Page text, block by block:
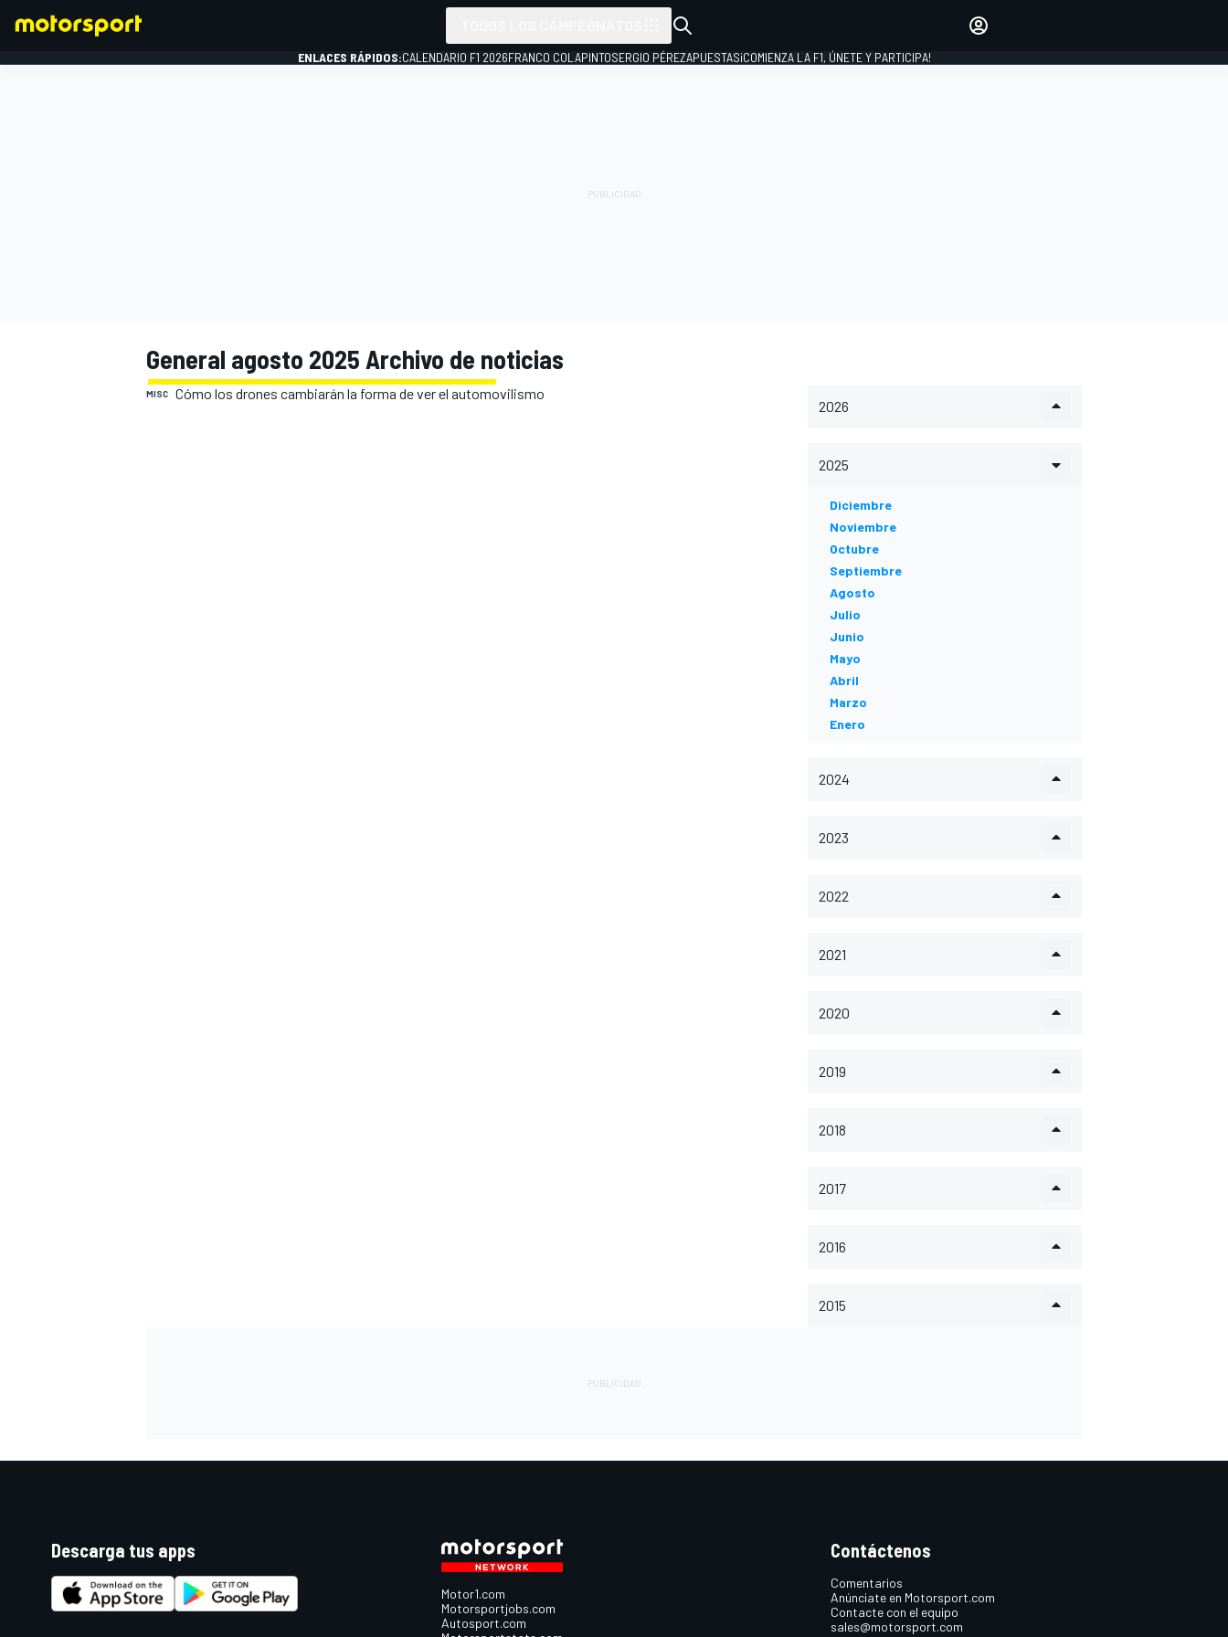
INICIAR SESIÓN
ENLACES RÁPIDOS:CALENDARIO F1 2026FRANCO COLAPINTOSERGIO PÉREZAPUESTAS¡COMIENZA LA F1, ÚNETE Y PARTICIPA!
General agosto 2025 Archivo de noticias
MISC Cómo los drones cambiarán la forma de ver el automovilismo
2026
2025
Diciembre
Noviembre
Octubre
Septiembre
Agosto
Julio
Junio
Mayo
Abril
Marzo
Enero
2024
2023
2022
2021
2020
2019
2018
2017
2016
2015
Descarga tus apps
Motor1.com
Motorsportjobs.com
Autosport.com
Contáctenos
Comentarios
Anúnciate en Motorsport.com
Contacte con el equipo
sales@motorsport.com